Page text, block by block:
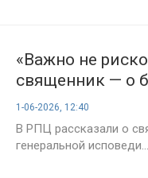
«Важно не
священник — о
помощи врачей
1-06-2026, 12:40
В РПЦ рассказали о
генеральной